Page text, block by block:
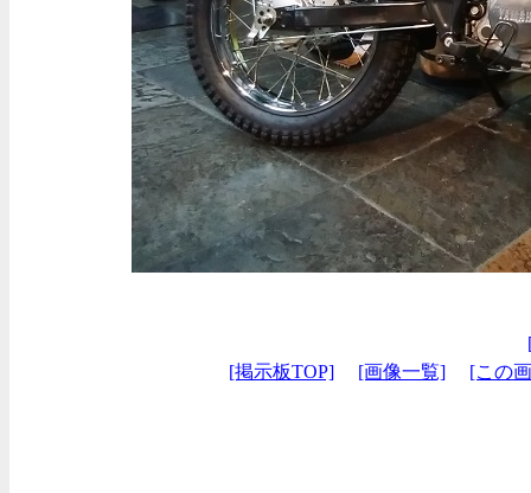
[掲示板TOP]
[画像一覧] [この